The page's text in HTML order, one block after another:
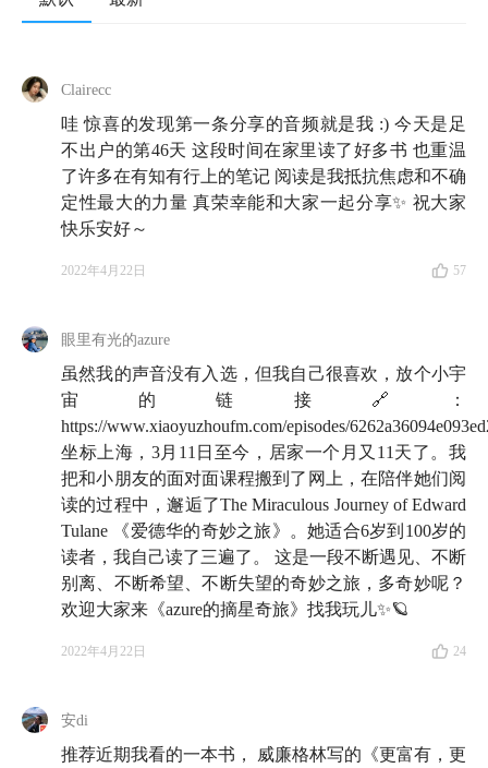
👋大家好，欢迎来到知行小酒馆。我们关注投资，更关
📖4 月 23 日是「
候，我在心里又暗暗惊叹：2022 都已经快要过去 4 个
月了。
新冠疫情的反复、国际局势的动荡、股市行情的低
而无论世界发生什么，时间永远按它自己的节奏往前
已经走了很远。但，没有什么能阻挡我们阅读。我们永
远可以让一本好书来点亮生活。
上周，我们向大家发出了邀请，
用声音的方式来共建一
个属于我们的书单 ——或许是在疫情期间给予你陪伴的
那本书；或许是在股市低迷时给了你信心的那本书；又
或许是当我们在被各种消息不断冲击与入侵的当下，给
了你新的视角与启发的那本书。
五湖四海的朋友纷纷录下了他们的阅读分享与推荐。在
这期播客中，你可以通过读书这件事，听见大家不同的
生活，感受到在每一个读者心中那些细微的震荡
。希望
活中去，也让阅读的喜悦流动到更多人的心里。
🎧祝收听愉快。
Clairecc
哇 惊喜的发现第一条分享的音频就是我 :) 今天是足
不出户的第46天 这段时间在家里读了好多书 也重温
了许多在有知有行上的笔记 阅读是我抵抗焦虑和不确
定性最大的力量 真荣幸能和大家一起分享✨ 祝大家
快乐安好～
2022年4月22日 57
眼里有光的azure
虽然我的声音没有入选，但我自己很喜欢，放个小宇
宙的链接🔗：
https://www.xiaoyuzhoufm.com/episodes/
坐标上海，3月11日至今，居家一个月又11天了。我
把和小朋友的面对面课程搬到了网上，在陪伴她们阅
读的过程中，邂逅了The Miraculous Journey of Edward
Tulane 《爱德华的奇妙之旅》。她适合6岁到100岁的
读者，我自己读了三遍了。 这是一段不断遇见、不断
别离、不断希望、不断失望的奇妙之旅，多奇妙呢？
欢迎大家来《azure的摘星奇旅》找我玩儿✨🪐
2022年4月22日 24
安di
推荐近期我看的一本书， 威廉格林写的《更富有，更